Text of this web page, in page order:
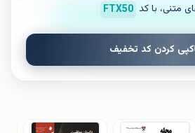
ثبت نظر
کتاب ثبت نشده است.
متنی، با کد FTX50
کپی کردن کد تخفیف